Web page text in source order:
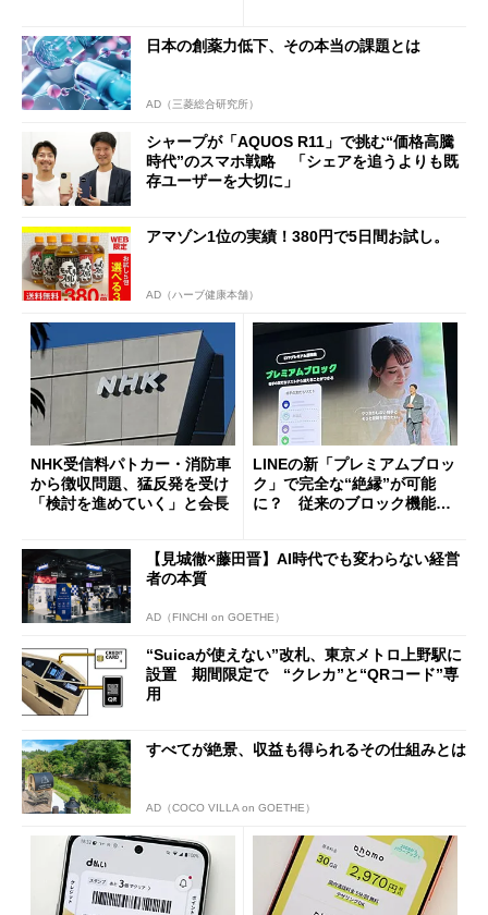
日本の創薬力低下、その本当の課題とは
AD（三菱総合研究所）
シャープが「AQUOS R11」で挑む“価格高騰
時代”のスマホ戦略 「シェアを追うよりも既
存ユーザーを大切に」
アマゾン1位の実績！380円で5日間お試し。
AD（ハーブ健康本舗）
NHK受信料パトカー・消防車
から徴収問題、猛反発を受け
「検討を進めていく」と会長
LINEの新「プレミアムブロッ
ク」で完全な“絶縁”が可能
に？ 従来のブロック機能と
【見城徹×藤田晋】AI時代でも変わらない経営
者の本質
AD（FINCHI on GOETHE）
“Suicaが使えない”改札、東京メトロ上野駅に
設置 期間限定で “クレカ”と“QRコード”専
用
すべてが絶景、収益も得られるその仕組みとは
AD（COCO VILLA on GOETHE）